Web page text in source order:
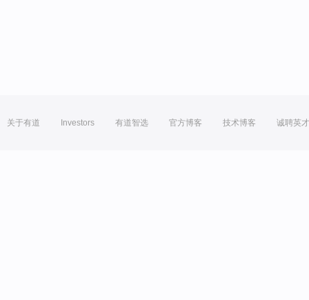
关于有道 Investors 有道智选 官方博客 技术博客 诚聘英才